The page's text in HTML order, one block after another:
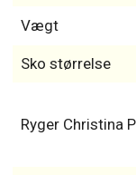
Vægt
Sko størrelse
Ryger Christina